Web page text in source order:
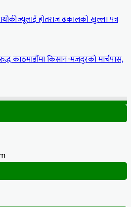
होतराज ढकालको खुल्ला पत्र
काठमाडौंमा किसान-मजदुरको मार्चपास,